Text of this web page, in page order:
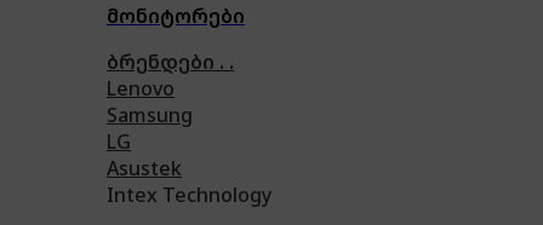
მონიტორები
ბრენდები . .
Lenovo
Samsung
LG
Asustek
Intex Technology